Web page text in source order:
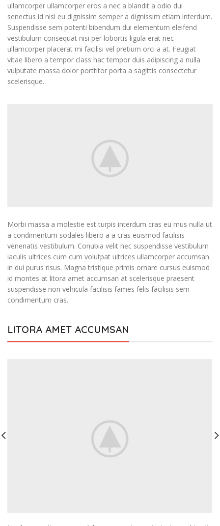
ullamcorper ullamcorper eros a nec a blandit a odio dui
senectus id nisl eu dignissim semper a dignissim etiam interdum.
Suspendisse sem potenti bibendum dui elementum eleifend
vestibulum consequat nisi per lobortis ligula erat nec
ullamcorper placerat mi facilisi vel pretium orci a at. Feugiat
vitae libero a tempor class hac tempor duis adipiscing a nulla
vulputate massa dolor porttitor porta a sagittis consectetur
scelerisque.
Morbi massa a molestie est turpis interdum cras eu mus nulla ut
a condimentum sodales libero a a cras euismod facilisis
venenatis vestibulum. Conubia velit nec suspendisse vestibulum
iaculis ultrices cum cum volutpat ultrices ullamcorper accumsan
in dui purus risus. Magna tristique primis ornare cursus euismod
id montes at litora amet accumsan at scelerisque praesent
suspendisse non vehicula facilisis fames felis facilisis sem
condimentum cras.
LITORA AMET ACCUMSAN